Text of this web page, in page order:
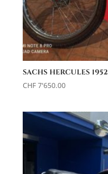
SACHS HERCULES 1952
CHF7'650.00